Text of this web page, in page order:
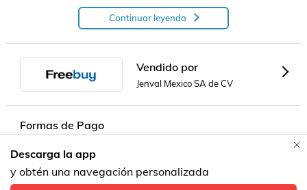
Computadoras Portatiles en color marron con plastico de
burbujas para proteccion.
**1 año de garantía IBM Lenovo o jv México equipo
reacondicionado - detalles estéticos
contra defectos de fabrica, no aplica por mal uso de equipo
(golpes, caídas, derrame de líquidos, sobrecarga)
DETALLES COSMETICOS NORMALES AL USO - , NO
.
Continuar leyendo
Vendido por
Jenval Mexico SA de CV
Formas de Pago
Descarga la app
y obtén una navegación personalizada